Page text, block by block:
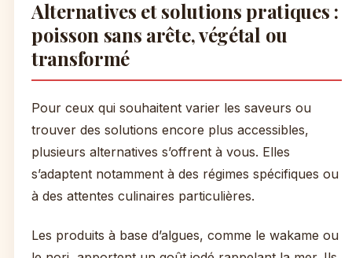
Alternatives et solutions pratiques :
poisson sans arête, végétal ou
transformé
Pour ceux qui souhaitent varier les saveurs ou
trouver des solutions encore plus accessibles,
plusieurs alternatives s’offrent à vous. Elles
s’adaptent notamment à des régimes spécifiques ou
à des attentes culinaires particulières.
Les produits à base d’algues, comme le wakame ou